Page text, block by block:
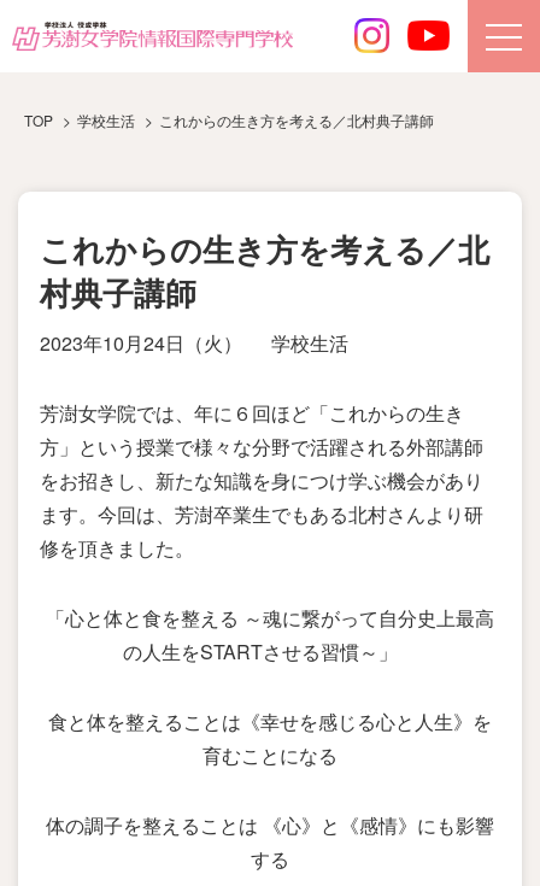
TOP 学校生活 これからの生き方を考える／北村典子講師
これからの生き方を考える／北
村典子講師
2023年10月24日（火） 学校生活
芳澍女学院では、年に６回ほど「これからの生き
方」という授業で様々な分野で活躍される外部講師
をお招きし、新たな知識を身につけ学ぶ機会があり
ます。今回は、芳澍卒業生でもある北村さんより研
修を頂きました。
「心と体と食を整える ～魂に繋がって自分史上最高
の人生をSTARTさせる習慣～」
食と体を整えることは《幸せを感じる心と人生》を
育むことになる
体の調子を整えることは 《心》と《感情》にも影響
する